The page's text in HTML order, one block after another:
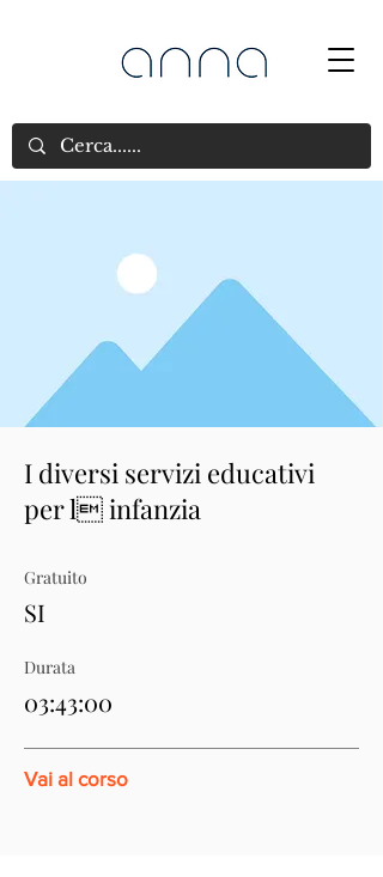
I diversi servizi educativi
per l infanzia
Gratuito
SI
Durata
03:43:00
Vai al corso